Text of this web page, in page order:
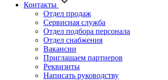
Контакты
Отдел продаж
Сервисная служба
Отдел подбора персонала
Отдел снабжения
Вакансии
Приглашаем партнеров
Реквизиты
Написать руководству